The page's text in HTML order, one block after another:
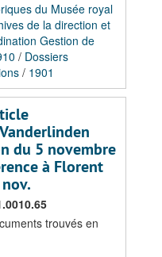
du Musée royal
de la direction et
Gestion de
/ Dossiers
/ 1901
du 5 novembre
à Florent
trouvés en